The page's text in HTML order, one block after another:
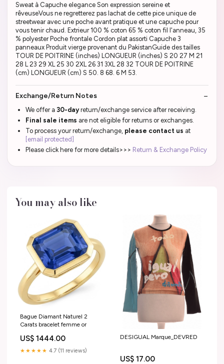
Sweat à Capuche elegance Son expression sereine et
rêveuseVous ne regretterez pas lachat de cette pice unique de
streetwear avec une poche avant pratique et une capuche pour
vous tenir chaud. Extrieur 100 % coton 65 % coton fil l'anneau, 35
% polyester Poche frontale Cordon plat assorti Capuche 3
panneaux Produit vierge provenant du PakistanGuide des tailles
TOUR DE POITRINE (inches) LONGUEUR (inches) S 20 27 M 21
28 L 23 29 XL 25 30 2XL 26 31 3XL 28 32 TOUR DE POITRINE
(cm) LONGUEUR (cm) S 50. 8 68. 6 M 53.
Exchange/Return Notes
We offer a 30-dayreturn/exchange service after receiving.
Final sale items are not eligible for returns or exchanges.
To process your return/exchange, please contact us at
[email protected]
Please click here for more details>>> Return & Exchange Policy
You may also like
Bague Diamant Naturel 2
Carats bracelet femme or
US$ 1444.00
★★★★★ 4.7 (11 reviews)
DESIGUAL Marque_DEVRED
US$ 17.00